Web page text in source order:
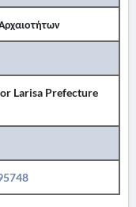
Larisa Prefecture